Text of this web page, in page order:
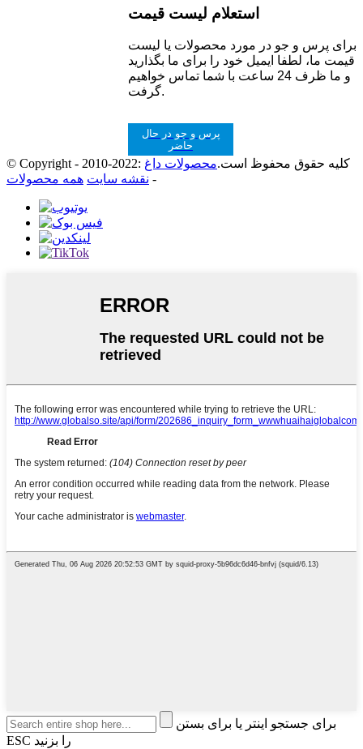
استعلام لیست قیمت
برای پرس و جو در مورد محصولات یا لیست
قیمت ما، لطفا ایمیل خود را برای ما بگذارید
و ما ظرف 24 ساعت با شما تماس خواهیم
گرفت.
پرس و جو در حال
حاضر
© Copyright - 2010-2022: کلیه حقوق محفوظ است.محصولات داغ
- نقشه سایت همه محصولات
برای جستجو اینتر یا برای بستن
ESC را بزنید